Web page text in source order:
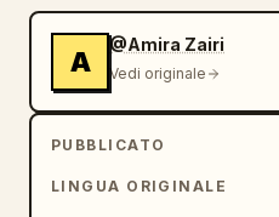
enorme testo in
FLAME GRILLED
aggiungi un breve
più piccolo con uno
sottolineatura color
A
@Amira Zairi
Vedi originale
PUBBLICATO
LINGUA ORIGINALE